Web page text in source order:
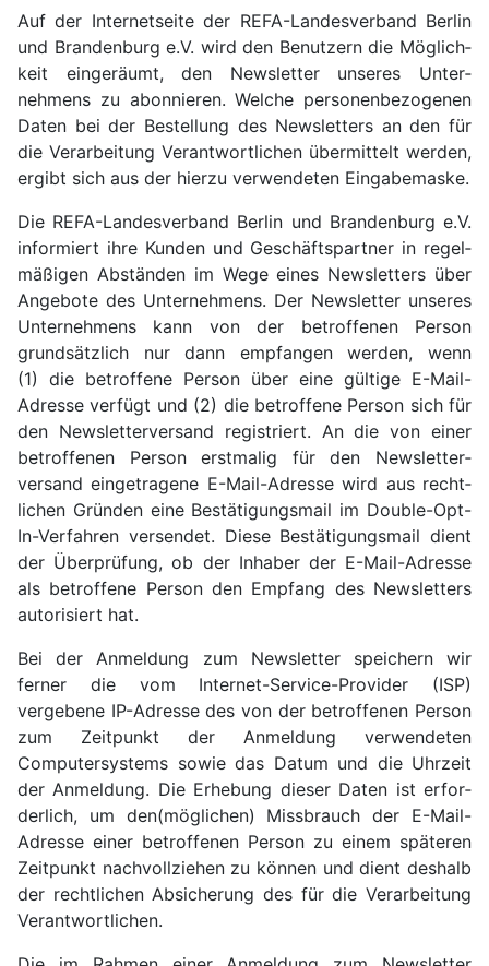
Auf der Internet­seite der REFA-Landes­verband Berlin
und Branden­burg e.V. wird den Benutzern die Möglich­
keit eingeräumt, den News­letter unseres Unter­
nehmens zu abonnieren. Welche personen­bezogenen
Daten bei der Bestellung des News­letters an den für
die Verarbei­tung Verant­wortlichen übermittelt werden,
ergibt sich aus der hierzu verwendeten Eingabe­maske.
Die REFA-Landes­verband Berlin und Branden­burg e.V.
informiert ihre Kunden und Geschäfts­partner in regel­
mäßigen Abständen im Wege eines News­letters über
Ange­bote des Unter­nehmens. Der News­letter unseres
Unter­nehmens kann von der betrof­fenen Person
grund­sätzlich nur dann empfangen werden, wenn
(1) die betroffene Person über eine gültige E-Mail-
Adresse verfügt und (2) die betroffene Person sich für
den News­letter­versand registriert. An die von einer
betroffenen Person erstmalig für den News­letter­
versand einge­tragene E-Mail-Adresse wird aus recht­
lichen Gründen eine Bestäti­gungs­mail im Double-Opt-
In-Verfahren versendet. Diese Bestä­tigungs­mail dient
der Über­prüfung, ob der Inhaber der E-Mail-Adresse
als betroffene Person den Empfang des News­letters
autorisiert hat.
Bei der Anmeldung zum News­letter speichern wir
ferner die vom Internet-Service-Provider (ISP)
vergebene IP-Adresse des von der betroffenen Person
zum Zeit­punkt der Anmel­dung verwendeten
Computer­systems sowie das Datum und die Uhrzeit
der Anmeldung. Die Erhebung dieser Daten ist erfor­
derlich, um den(möglichen) Missbrauch der E-Mail-
Adresse einer betroffenen Person zu einem späteren
Zeit­punkt nach­voll­ziehen zu können und dient deshalb
der recht­lichen Absicherung des für die Verarbei­tung
Verant­wortlichen.